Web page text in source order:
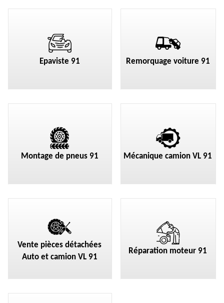
Epaviste 91 Remorquage voiture 91
Montage de pneus 91 Mécanique camion VL 91
Vente pièces détachées
Auto et camion VL 91
Réparation moteur 91